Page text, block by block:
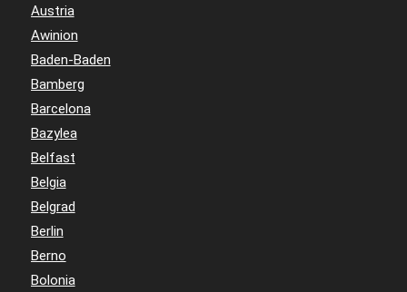
Austria
Awinion
Baden-Baden
Bamberg
Barcelona
Bazylea
Belfast
Belgia
Belgrad
Berlin
Berno
Bolonia